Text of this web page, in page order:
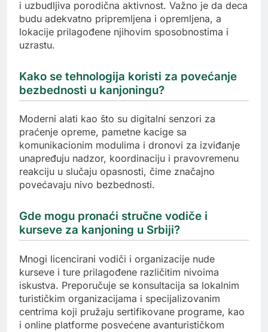
i uzbudljiva porodična aktivnost. Važno je da deca
budu adekvatno pripremljena i opremljena, a
lokacije prilagođene njihovim sposobnostima i
uzrastu.
Kako se tehnologija koristi za povećanje
bezbednosti u kanjoningu?
Moderni alati kao što su digitalni senzori za
praćenje opreme, pametne kacige sa
komunikacionim modulima i dronovi za izviđanje
unapređuju nadzor, koordinaciju i pravovremenu
reakciju u slučaju opasnosti, čime značajno
povećavaju nivo bezbednosti.
Gde mogu pronaći stručne vodiče i
kurseve za kanjoning u Srbiji?
Mnogi licencirani vodiči i organizacije nude
kurseve i ture prilagođene različitim nivoima
iskustva. Preporučuje se konsultacija sa lokalnim
turističkim organizacijama i specijalizovanim
centrima koji pružaju sertifikovane programe, kao
i online platforme posvećene avanturističkom